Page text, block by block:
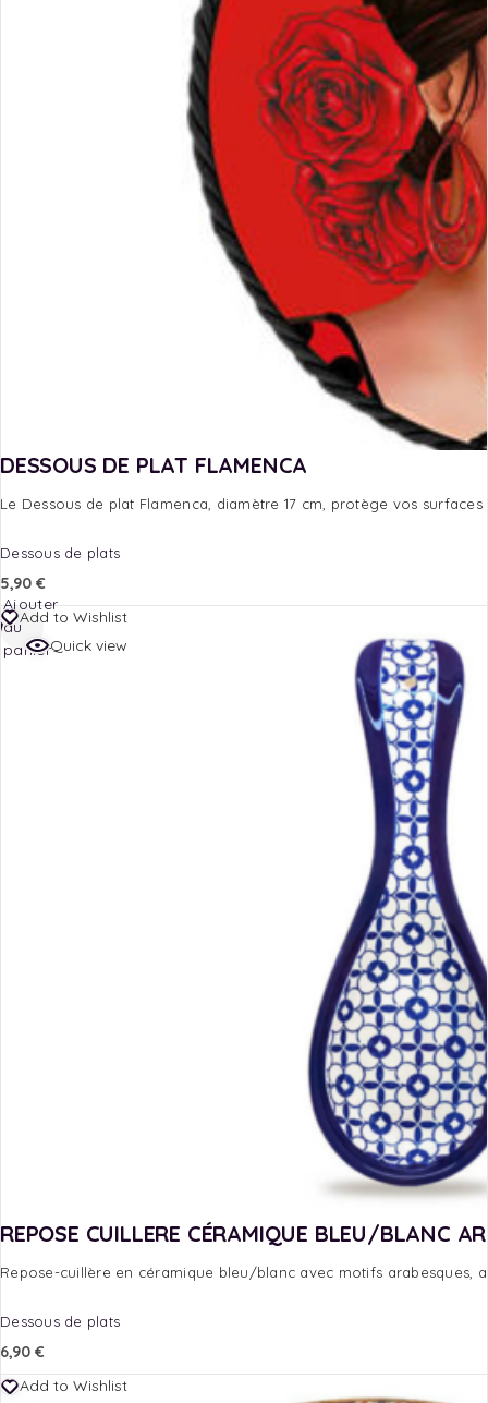
DESSOUS DE PLAT FLAMENCA
Le Dessous de plat Flamenca, diamètre 17 cm, protège vos
Dessous de plats
5,90 €
Add to Wishlist
Quick view
REPOSE CUILLERE CÉRAMIQUE BLEU/BLANC
Repose-cuillère en céramique bleu/blanc avec motifs arabesques,
Dessous de plats
6,90 €
Ajouter
au
panier
Add to Wishlist